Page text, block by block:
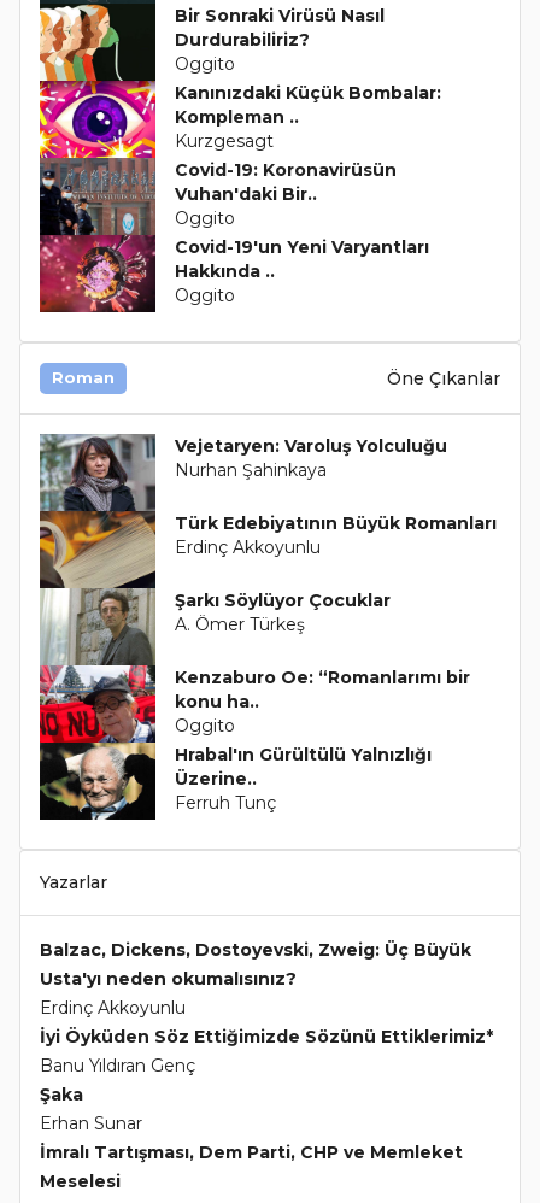
Bir Sonraki Virüsü Nasıl
Durdurabiliriz?
Oggito
Kanınızdaki Küçük Bombalar:
Kompleman ..
Kurzgesagt
Covid-19: Koronavirüsün
Vuhan'daki Bir..
Oggito
Covid-19'un Yeni Varyantları
Hakkında ..
Oggito
Roman Öne Çıkanlar
Vejetaryen: Varoluş Yolculuğu
Nurhan Şahinkaya
Türk Edebiyatının Büyük Romanları
Erdinç Akkoyunlu
Şarkı Söylüyor Çocuklar
A. Ömer Türkeş
Kenzaburo Oe: “Romanlarımı bir
konu ha..
Oggito
Hrabal'ın Gürültülü Yalnızlığı
Üzerine..
Ferruh Tunç
Yazarlar
Balzac, Dickens, Dostoyevski, Zweig: Üç Büyük
Usta'yı neden okumalısınız?
Erdinç Akkoyunlu
İyi Öyküden Söz Ettiğimizde Sözünü Ettiklerimiz*
Banu Yıldıran Genç
Şaka
Erhan Sunar
İmralı Tartışması, Dem Parti, CHP ve Memleket
Meselesi